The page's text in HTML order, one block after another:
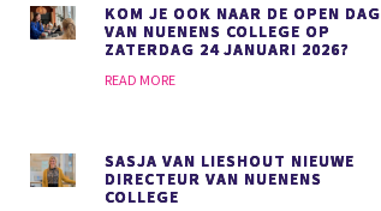
KOM JE OOK NAAR DE OPEN DAG
VAN NUENENS COLLEGE OP
ZATERDAG 24 JANUARI 2026?
READ MORE
SASJA VAN LIESHOUT NIEUWE
DIRECTEUR VAN NUENENS
COLLEGE